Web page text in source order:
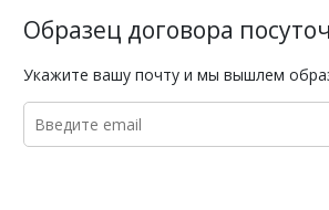
Образец договора
Укажите вашу почту и мы вышлем